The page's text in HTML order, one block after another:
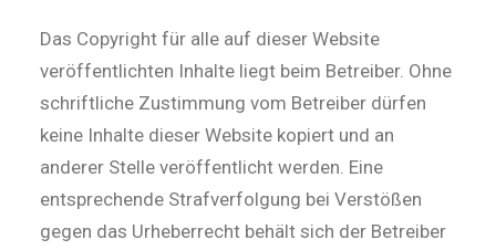
Das Copyright für alle auf dieser Website
veröffentlichten Inhalte liegt beim Betreiber. Ohne
schriftliche Zustimmung vom Betreiber dürfen
keine Inhalte dieser Website kopiert und an
anderer Stelle veröffentlicht werden. Eine
entsprechende Strafverfolgung bei Verstößen
gegen das Urheberrecht behält sich der Betreiber